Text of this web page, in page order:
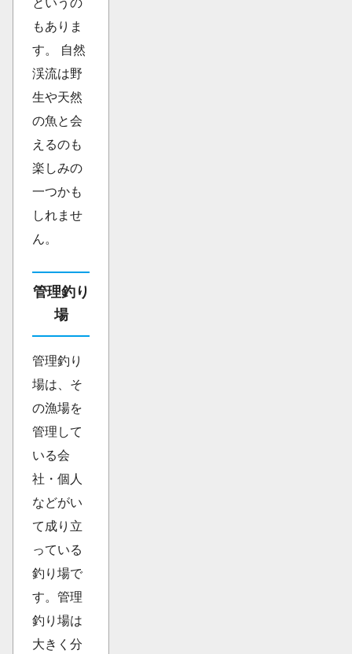
というの
もありま
す。 自然
渓流は野
生や天然
の魚と会
えるのも
楽しみの
一つかも
しれませ
ん。
管理釣り
場
管理釣り
場は、そ
の漁場を
管理して
いる会
社・個人
などがい
て成り立
っている
釣り場で
す。管理
釣り場は
大きく分